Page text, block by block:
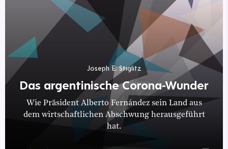
Joseph E. Stiglitz
Das argentinische Corona-Wunder
Wie Präsident Alberto Fernández sein Land aus
dem wirtschaftlichen Abschwung herausgeführt
hat.